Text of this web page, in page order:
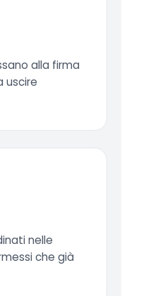
alla firma
uscire
nelle
che già